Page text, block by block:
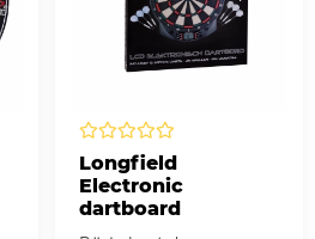
Longfield
Electronic
dartboard